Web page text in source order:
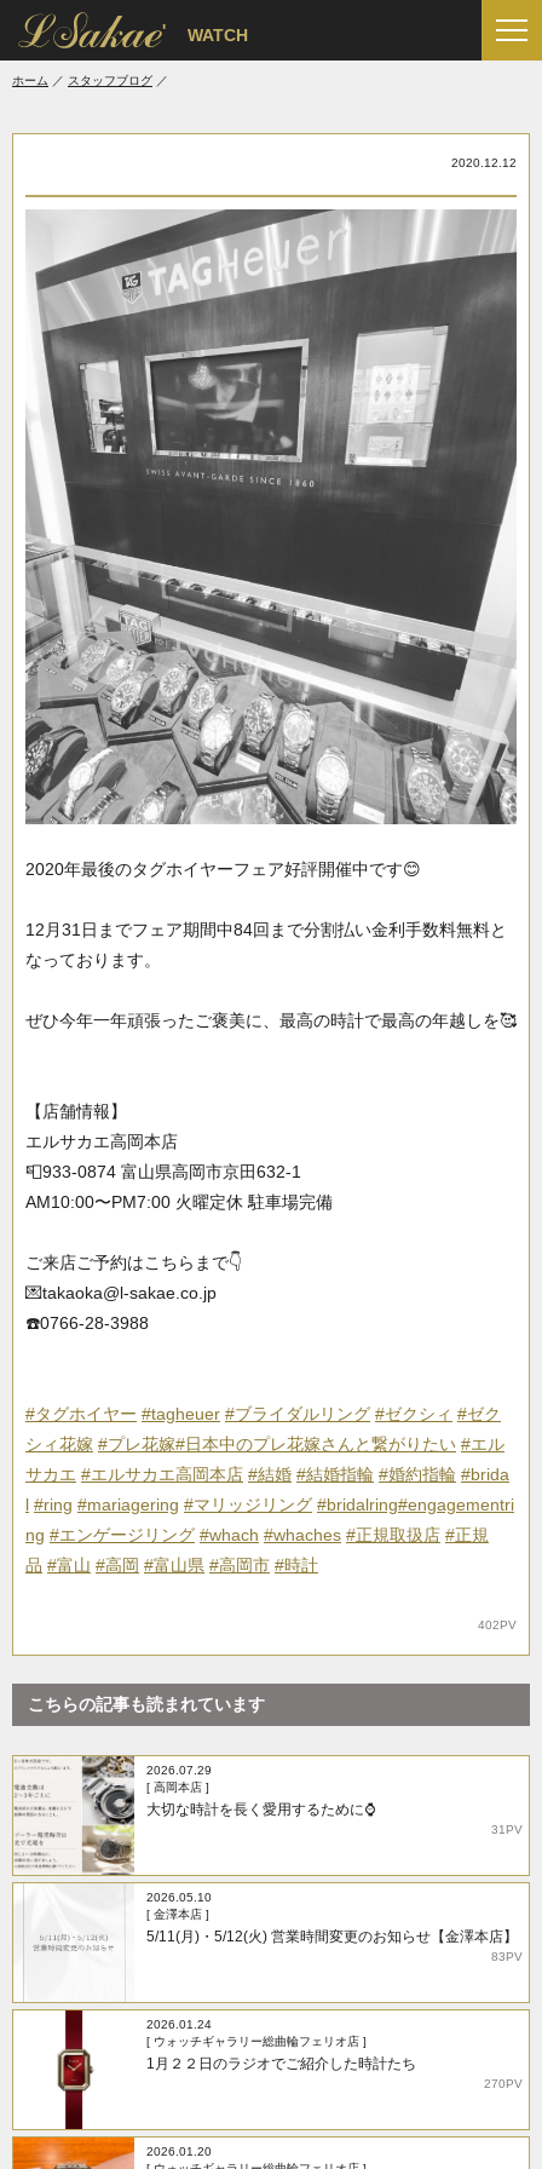
' WATCH
ホーム スタッフブログ
2020.12.12
2020年最後のタグホイヤーフェア好評開催中です😊
12月31日までフェア期間中84回まで分割払い金利手数料無料と
なっております。
ぜひ今年一年頑張ったご褒美に、最高の時計で最高の年越しを🥰
【店舗情報】
エルサカエ高岡本店
📮933-0874 富山県高岡市京田632-1
AM10:00〜PM7:00 火曜定休 駐車場完備
ご来店ご予約はこちらまで👇
💌takaoka@l-sakae.co.jp
☎️0766-28-3988
#タグホイヤー #tagheuer #ブライダルリング #ゼクシィ #ゼク
シィ花嫁 #プレ花嫁#日本中のプレ花嫁さんと繋がりたい #エル
サカエ #エルサカエ高岡本店 #結婚 #結婚指輪 #婚約指輪 #brida
l #ring #mariagering #マリッジリング #bridalring#engagementri
ng #エンゲージリング #whach #whaches #正規取扱店 #正規
品 #富山 #高岡 #富山県 #高岡市 #時計
402PV
こちらの記事も読まれています
2026.07.29
[ 高岡本店 ]
大切な時計を長く愛用するために⌚
31PV
2026.05.10
[ 金澤本店 ]
5/11(月)・5/12(火) 営業時間変更のお知らせ【金澤本店】
83PV
2026.01.24
[ ウォッチギャラリー総曲輪フェリオ店 ]
1月２２日のラジオでご紹介した時計たち
270PV
2026.01.20